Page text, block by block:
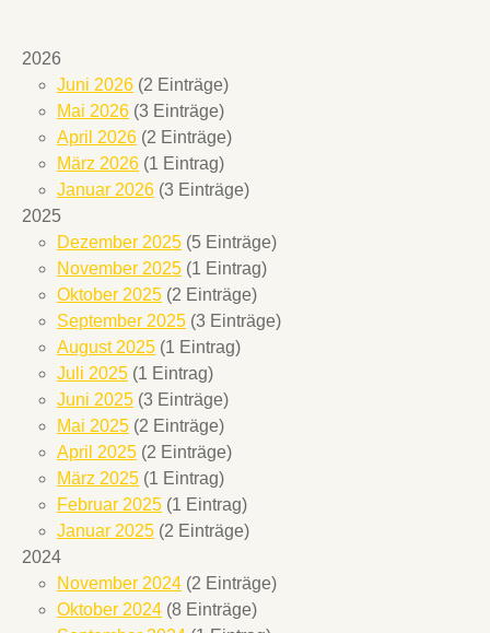
2026
Juni 2026 (2 Einträge)
Mai 2026 (3 Einträge)
April 2026 (2 Einträge)
März 2026 (1 Eintrag)
Januar 2026 (3 Einträge)
2025
Dezember 2025 (5 Einträge)
November 2025 (1 Eintrag)
Oktober 2025 (2 Einträge)
September 2025 (3 Einträge)
August 2025 (1 Eintrag)
Juli 2025 (1 Eintrag)
Juni 2025 (3 Einträge)
Mai 2025 (2 Einträge)
April 2025 (2 Einträge)
März 2025 (1 Eintrag)
Februar 2025 (1 Eintrag)
Januar 2025 (2 Einträge)
2024
November 2024 (2 Einträge)
Oktober 2024 (8 Einträge)